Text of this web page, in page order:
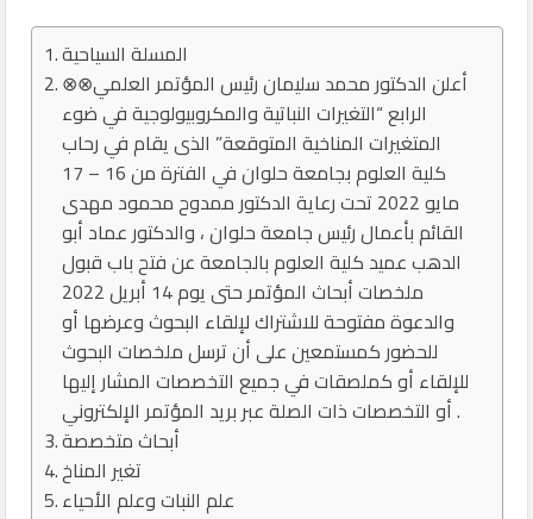
المسلة السياحية
⊗⊗أعلن الدكتور محمد سليمان رئيس المؤتمر العلمي
الرابع “التغيرات النباتية والمكروبيولوجية في ضوء
المتغيرات المناخية المتوقعة” الذى يقام في رحاب
كلية العلوم بجامعة حلوان في الفترة من 16 – 17
مايو 2022 تحت رعاية الدكتور ممدوح محمود مهدى
القائم بأعمال رئيس جامعة حلوان ، والدكتور عماد أبو
الدهب عميد كلية العلوم بالجامعة عن فتح باب قبول
ملخصات أبحاث المؤتمر حتى يوم 14 أبريل 2022
والدعوة مفتوحة للاشتراك لإلقاء البحوث وعرضها أو
للحضور كمستمعين على أن ترسل ملخصات البحوث
‏للإلقاء أو كملصقات في جميع التخصصات ‏المشار إليها
أو التخصصات ذات الصلة عبر بريد المؤتمر الإلكتروني .
أبحاث متخصصة
تغير المناخ
علم النبات وعلم الأحياء